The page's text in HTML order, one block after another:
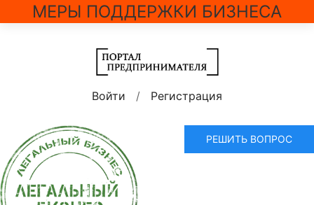
МЕРЫ ПОДДЕРЖКИ БИЗНЕСА
Войти / Регистрация
РЕШИТЬ ВОПРОС